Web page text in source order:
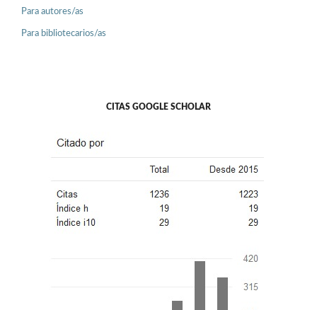
Para autores/as
Para bibliotecarios/as
CITAS GOOGLE SCHOLAR